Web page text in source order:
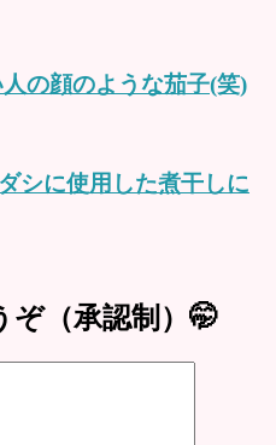
の顔のような茄子(笑)
シに使用した煮干しに
ぞ（承認制）🤭